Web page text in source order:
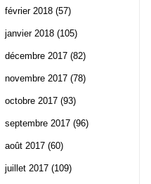
février 2018 (57)
janvier 2018 (105)
décembre 2017 (82)
novembre 2017 (78)
octobre 2017 (93)
septembre 2017 (96)
août 2017 (60)
juillet 2017 (109)